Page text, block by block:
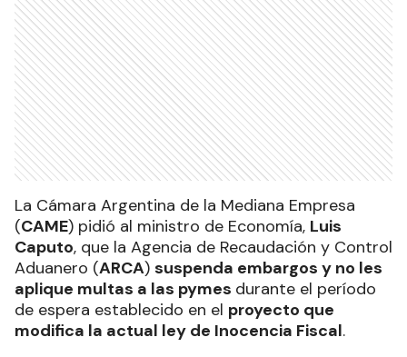
La Cámara Argentina de la Mediana Empresa
(CAME) pidió al ministro de Economía, Luis
Caputo, que la Agencia de Recaudación y Control
Aduanero (ARCA) suspenda embargos y no les
aplique multas a las pymes durante el período
de espera establecido en el proyecto que
modifica la actual ley de Inocencia Fiscal.